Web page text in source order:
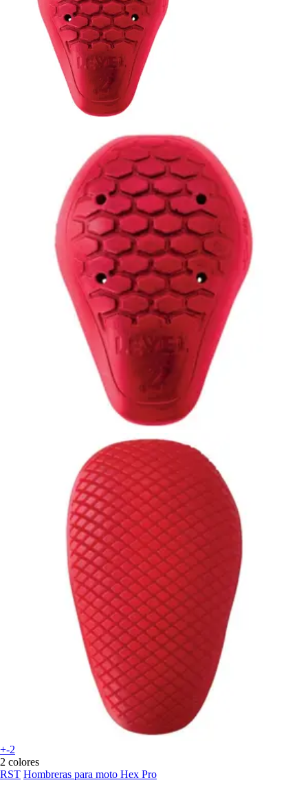
+-2
2 colores
RST Hombreras para moto Hex Pro